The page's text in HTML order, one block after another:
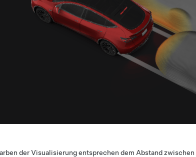
der Visualisierung entsprechen dem Abstand zwischen